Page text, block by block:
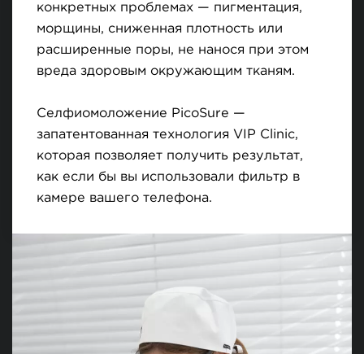
конкретных проблемах — пигментация,
морщины, сниженная плотность или
расширенные поры, не нанося при этом
вреда здоровым окружающим тканям.
Селфиомоложение PicoSure —
запатентованная технология VIP Clinic,
которая позволяет получить результат,
как если бы вы использовали фильтр в
камере вашего телефона.